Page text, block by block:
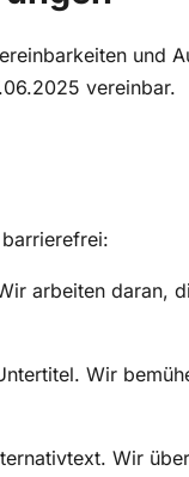
und
vereinbar.
arbeiten daran,
Wir
Wir